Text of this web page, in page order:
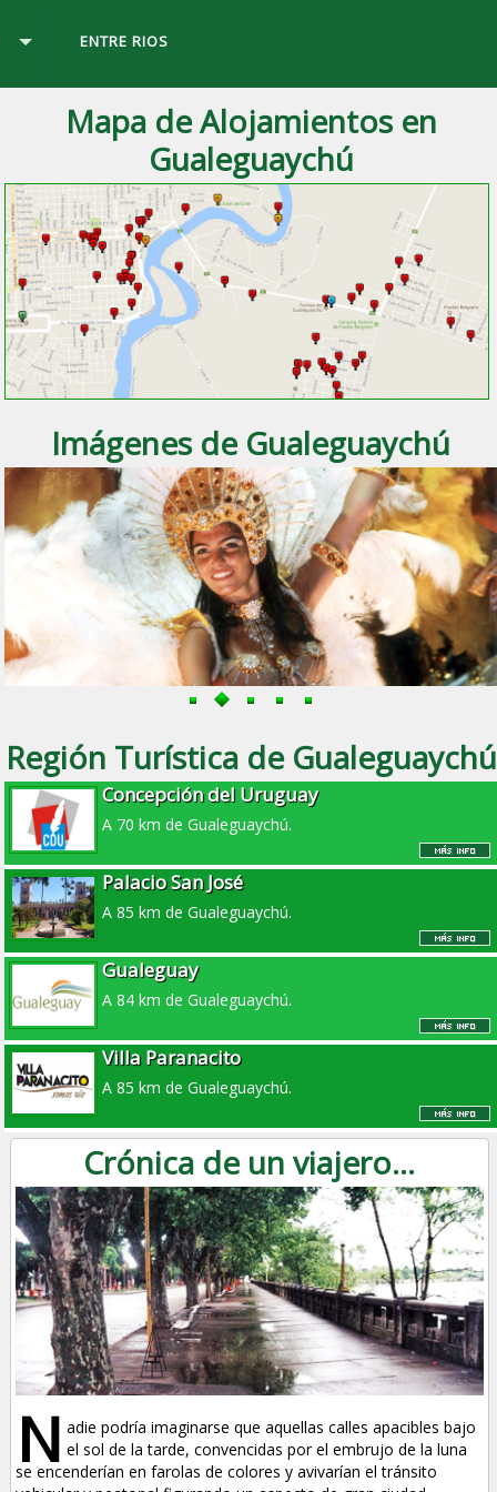
ENTRE RIOS
de Gualeguaychú
Mapa de Alojamientos en
Gualeguaychú
Imágenes de Gualeguaychú
Región Turística de Gualeguaychú
Concepción del Uruguay
A 70 km de Gualeguaychú.
Palacio San José
A 85 km de Gualeguaychú.
Gualeguay
A 84 km de Gualeguaychú.
Villa Paranacito
A 85 km de Gualeguaychú.
Crónica de un viajero...
N adie podría imaginarse que aquellas calles apacibles bajo
el sol de la tarde, convencidas por el embrujo de la luna
se encenderían en farolas de colores y avivarían el tránsito